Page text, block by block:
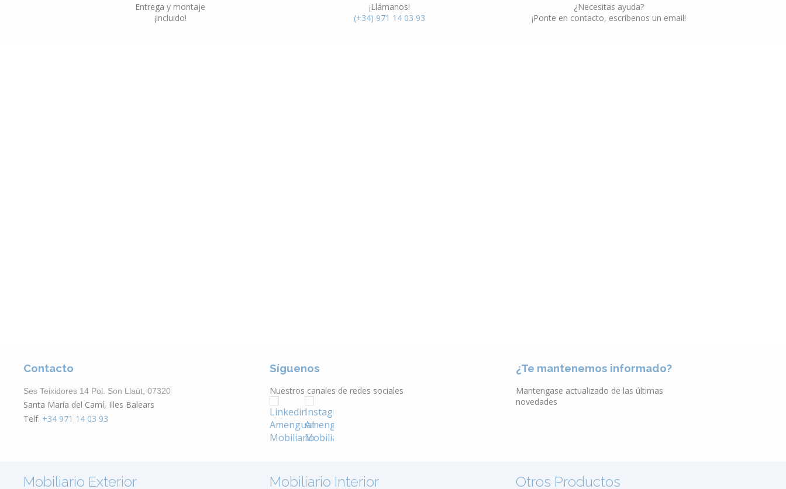
Entrega y montaje
¡incluido!
¡Llámanos!
(+34) 971 14 03 93
¿Necesitas ayuda?
¡Ponte en contacto, escríbenos un email!
Contacto
Ses Teixidores 14 Pol. Son Llaüt, 07320
Santa María del Camí, Illes Balears
Telf. +34 971 14 03 93
Síguenos
Nuestros canales de redes sociales
¿Te mantenemos informado?
Mantengase actualizado de las últimas
novedades
Mobiliario Exterior Mobiliario Interior Otros Productos